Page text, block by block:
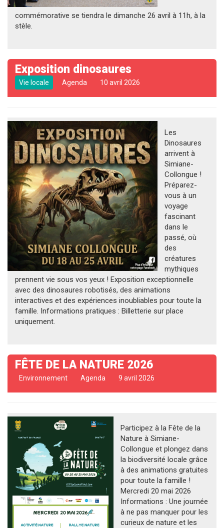
commémorative se tiendra le dimanche 26 avril à 11h, à la
stèle.
Exposition dinosaures
Vie locale Agenda 10 avril 2026
Les
Dinosaures
arrivent à
Simiane-
Collongue !
Préparez-
vous à un
voyage
fascinant
dans le
passé, où
des
créatures
mythiques
prennent vie sous vos yeux ! Exposition exceptionnelle
avec des dinosaures robotisés, des animations
interactives et des expériences inoubliables pour toute la
famille. Informations pratiques : Billetterie sur place
uniquement.
FÊTE DE LA NATURE 2026
Environnement Agenda 9 avril 2026
Participez à la Fête de la
Nature à Simiane-
Collongue et plongez dans
la biodiversité locale grâce
à des animations gratuites
pour toute la famille !
Mercredi 20 mai 2026
Informations : Une journée
à ne pas manquer pour les
curieux de nature et les